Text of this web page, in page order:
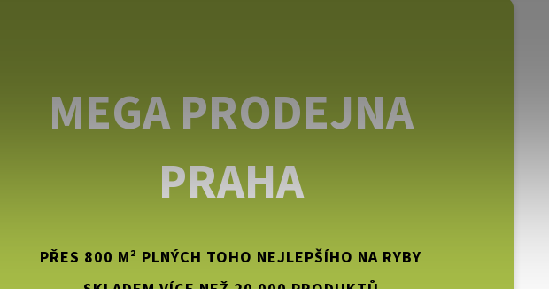
MEGA PRODEJNA
PRAHA
PŘES 800 M² PLNÝCH TOHO NEJLEPŠÍHO NA RYBY